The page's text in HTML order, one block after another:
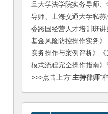
旦大学法学院实务导师
导师、上海交通大学私
委跨国经营人才培训班
基金风险防控操作实务
实务操作与案例评析》
模式流程完全操作指南》
>>>点击上方“主持律师”